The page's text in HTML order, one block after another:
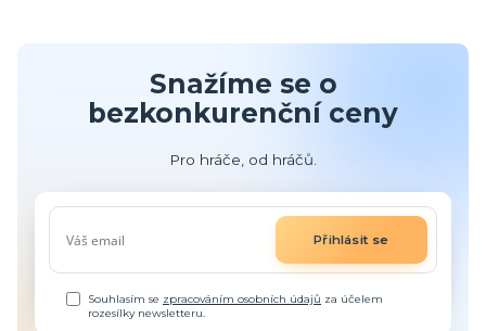
Snažíme se o
bezkonkurenční ceny
Pro hráče, od hráčů.
Přihlásit se
Souhlasím se zpracováním osobních údajů za účelem
rozesílky newsletteru.